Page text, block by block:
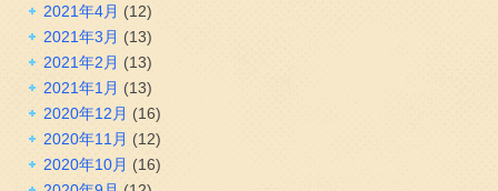
2021年4月 (12)
2021年3月 (13)
2021年2月 (13)
2021年1月 (13)
2020年12月 (16)
2020年11月 (12)
2020年10月 (16)